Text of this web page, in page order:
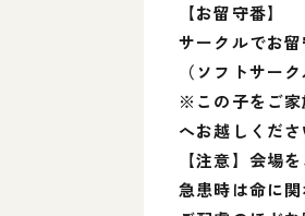
【お留守番】
サークルでお留
（ソフトサー
※この子をご家
へお越しくださ
【注意】会場
急患時は命に関